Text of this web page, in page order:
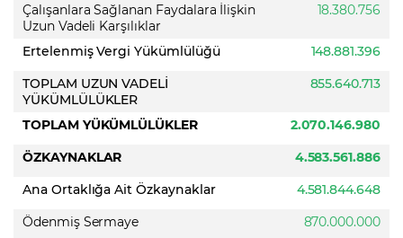
Çalışanlara Sağlanan Faydalara İlişkin
Uzun Vadeli Karşılıklar
18.380.756
Ertelenmiş Vergi Yükümlülüğü
148.881.396
TOPLAM UZUN VADELİ
YÜKÜMLÜLÜKLER
855.640.713
TOPLAM YÜKÜMLÜLÜKLER
2.070.146.980
ÖZKAYNAKLAR
4.583.561.886
Ana Ortaklığa Ait Özkaynaklar
4.581.844.648
Ödenmiş Sermaye
870.000.000